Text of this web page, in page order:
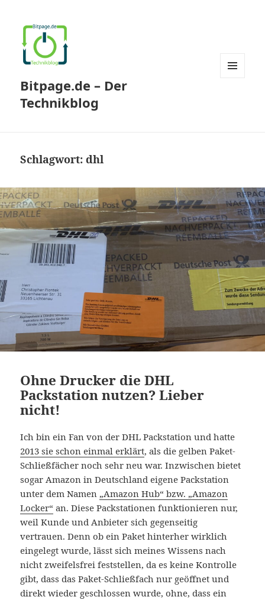
Bitpage.de – Der
Technikblog
Schlagwort:dhl
Ohne Drucker die DHL
Packstation nutzen? Lieber
nicht!
Ich bin ein Fan von der DHL Packstation und hatte
2013 sie schon einmal erklärt, als die gelben Paket-
Schließfächer noch sehr neu war. Inzwischen bietet
sogar Amazon in Deutschland eigene Packstation
unter dem Namen „Amazon Hub“ bzw. „Amazon
Locker“ an. Diese Packstationen funktionieren nur,
weil Kunde und Anbieter sich gegenseitig
vertrauen. Denn ob ein Paket hinterher wirklich
eingelegt wurde, lässt sich meines Wissens nach
nicht zweifelsfrei feststellen, da es keine Kontrolle
gibt, dass das Paket-Schließfach nur geöffnet und
direkt wieder geschlossen wurde, ohne, dass ein